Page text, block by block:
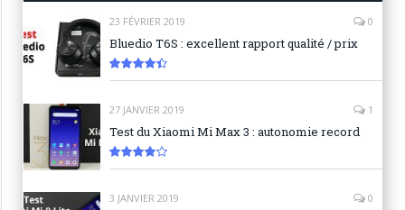
23 FÉVRIER 2019 0
Bluedio T6S : excellent rapport qualité / prix
8.9
27 JANVIER 2019 1
Test du Xiaomi Mi Max 3 : autonomie record
8.3
3 JANVIER 2019 0